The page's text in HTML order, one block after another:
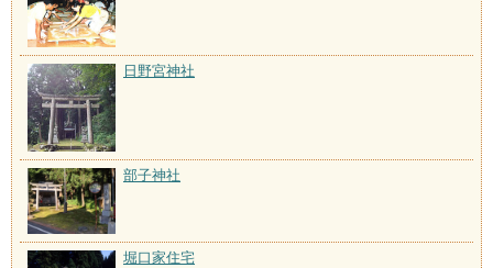
日野宮神社
部子神社
堀口家住宅